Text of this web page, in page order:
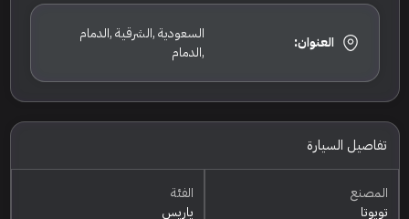
العنوان:
السعودية ,الشرقية ,الدمام
,الدمام
تفاصيل السيارة
المصنع
تويوتا
الفئة
ياريس